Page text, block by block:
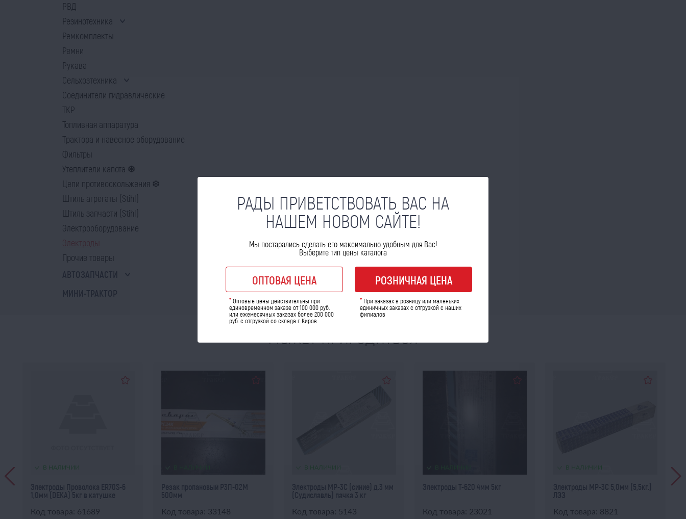
РВД
Резинотехника
Ремкомплекты
Ремни
Рукава
Сельхозтехника
Соединители гидравлические
ТКР
Топливная аппаратура
Трактора и навесное оборудование
Фильтры
Утеплители капота ❆
Цепи противоскольжения ❆
Штиль агрегаты (Stihl)
Штиль запчасти (Stihl)
Электрооборудование
Электроды
Прочие товары
АВТОЗАПЧАСТИ
МИНИ-ТРАКТОР
МОЖЕТ ПРИГОДИТЬСЯ
В НАЛИЧИИ
Электроды Проволока ER70S-6
1,0мм (DEKA) 5кг в катушке
Код товара: 61689
Резак пропановый Р3П-02М
500мм
Код товара: 33148
В НАЛИЧИИ
Электроды МР-3С (синие) д.3 мм
(Судиславль) пачка 3 кг
Код товара: 5143
Электроды Т-620 4мм 5кг
Код товара: 23021
В НАЛИЧИИ
Электроды МР-3С 5,0мм (5,5кг.)
ЛЭЗ
Код товара: 8821
РАДЫ ПРИВЕТСТВОВАТЬ ВАС НА
НАШЕМ НОВОМ САЙТЕ!
Мы постарались сделать его максимально удобным для Вас!
Выберите тип цены каталога
ОПТОВАЯ ЦЕНА
*Оптовые цены действительны при
единовременном заказе от 100 000 руб.
или ежемесячных заказах более 200 000
руб. с отгрузкой со склада г. Киров
РОЗНИЧНАЯ ЦЕНА
* При заказах в розницу или маленьких
единичных заказах с отгрузкой с наших
филиалов